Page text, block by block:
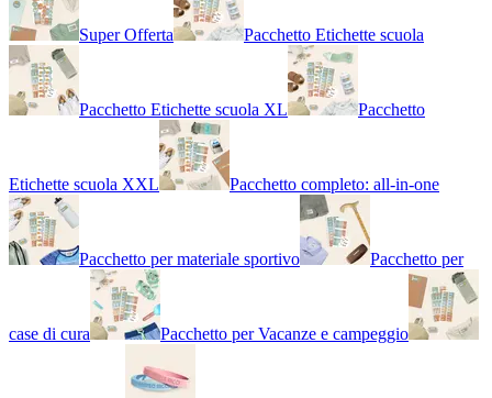
Super Offerta Pacchetto Etichette scuola
Pacchetto Etichette scuola XL Pacchetto
Etichette scuola XXL Pacchetto completo: all-in-one
Pacchetto per materiale sportivo Pacchetto per
case di cura Pacchetto per Vacanze e campeggio